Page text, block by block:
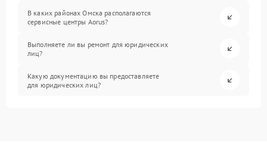
В каких районах Омска располагаются
сервисные центры Aorus?
Выполняете ли вы ремонт для юридических
лиц?
Какую документацию вы предоставляете
для юридических лиц?